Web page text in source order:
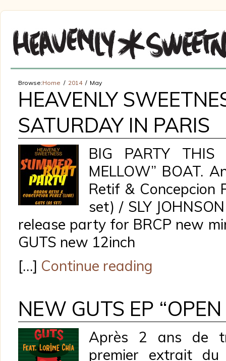
Browse:Home 2014 May
HEAVENLY
SATURDAY IN PARIS
BIG PARTY THIS
MELLOW” BOAT.
Retif & Concepcion
set) / SLY
release party for BRCP new
GUTS new 12inch
[…] Continue reading
NEW GUTS EP
Après 2 ans de
premier extrait